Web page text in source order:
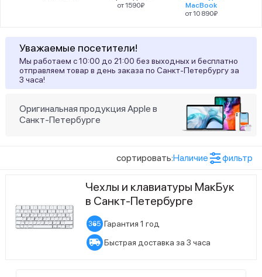
от 1590₽
MacBook
от 10 890₽
Уважаемые посетители!
Мы работаем с 10:00 до 21:00 без выходных и бесплатно
отправляем товар в день заказа по Санкт-Петербургу за
3 часа!
Оригинальная продукция Apple в
Санкт-Петербурге
сортировать:Наличие фильтр
white
белый
Статус наличия
Есть в наличии
1
Чехлы и клавиатуры МакБук
в Санкт-Петербурге
Гарантия 1 год
Быстрая доставка за 3 часа